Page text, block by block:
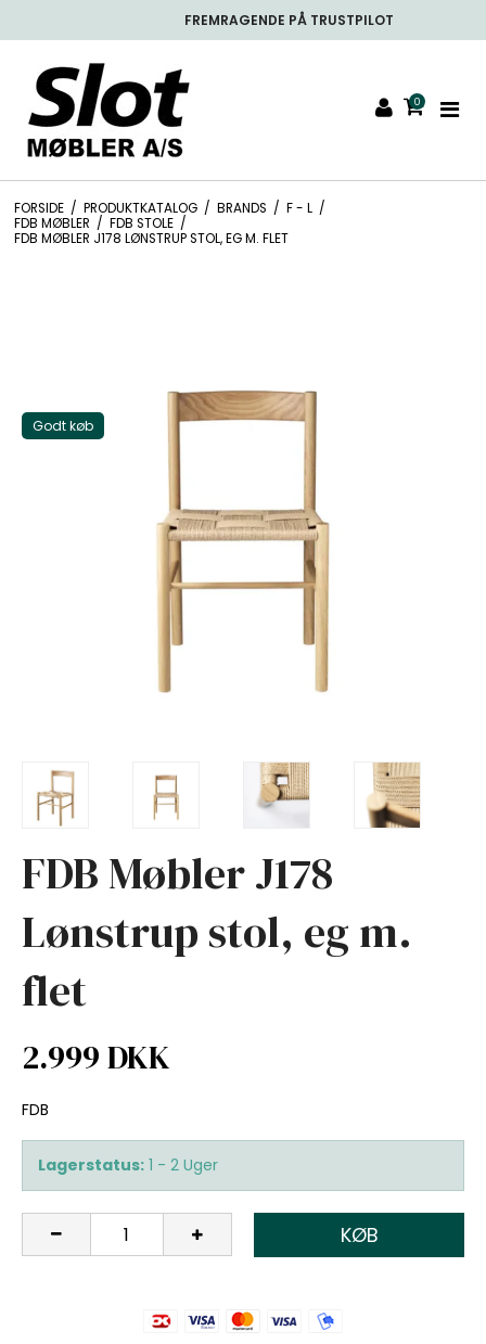
FREMRAGENDE PÅ TRUSTPILOT
0
FORSIDE / PRODUKTKATALOG / BRANDS / F - L /
FDB MØBLER / FDB STOLE /
FDB MØBLER J178 LØNSTRUP STOL, EG M. FLET
Godt køb
FDB Møbler J178
Lønstrup stol, eg m.
flet
2.999 DKK
FDB
Lagerstatus: 1 - 2 Uger
KØB